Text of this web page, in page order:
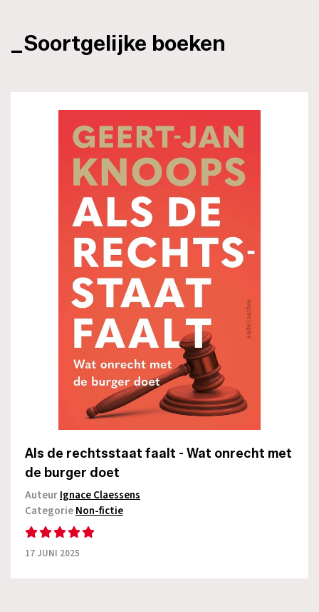
_Soortgelijke boeken
Als de rechtsstaat faalt - Wat onrecht met
de burger doet
AuteurIgnace Claessens
CategorieNon-fictie
17 JUNI 2025